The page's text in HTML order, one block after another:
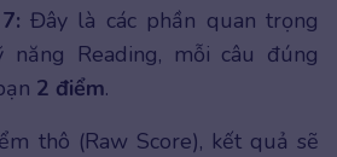
Đây là các phần quan trọng
năng Reading, mỗi câu đúng
2 điểm.
thô (Raw Score), kết quả sẽ